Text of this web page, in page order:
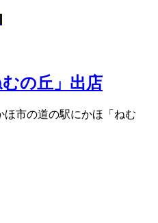
の丘」出店
ほ市の道の駅にかほ「ねむ